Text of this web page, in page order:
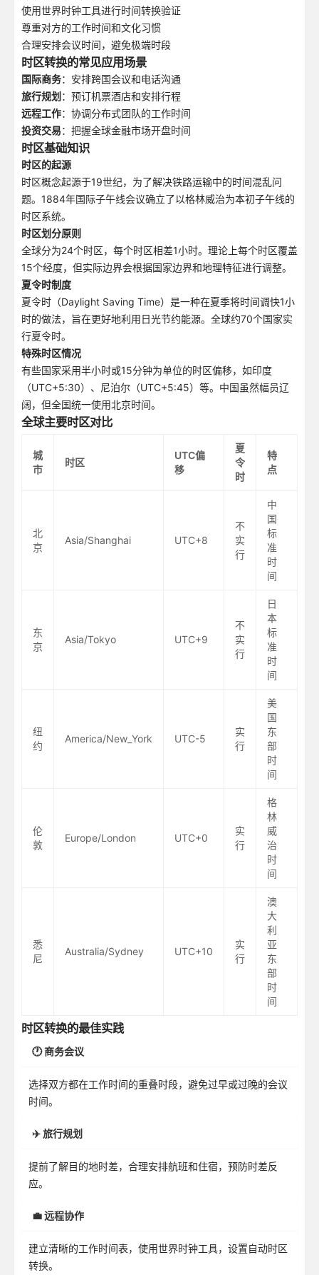
使用世界时钟工具进行时间转换验证
尊重对方的工作时间和文化习惯
合理安排会议时间，避免极端时段
时区转换的常见应用场景
国际商务：安排跨国会议和电话沟通
旅行规划 ：预订机票酒店和安排行程
远程工作：协调分布式团队的工作时间
投资交易：把握全球金融市场开盘时间
时区基础知识
时区的起源
时区概念起源于19世纪，为了解决铁路运输中的时间混乱问
题。1884年国际子午线会议确立了以格林威治为本初子午线的
时区系统。
时区划分原则
全球分为24个时区，每个时区相差1小时。理论上每个时区覆盖
15个经度，但实际边界会根据国家边界和地理特征进行调整。
夏令时制度
夏令时（Daylight Saving Time）是一种在夏季将时间调快1小
时的做法，旨在更好地利用日光节约能源。全球约70个国家实
行夏令时。
特殊时区情况
有些国家采用半小时或15分钟为单位的时区偏移，如印度
（UTC+5:30）、尼泊尔（UTC+5:45）等。中国虽然幅员辽
阔，但全国统一使用北京时间。
全球主要时区对比
城
市
时区
UTC偏
移
夏
令
时
特
点
北
京
Asia/Shanghai UTC+8
不
实
行
中
国
标
准
时
间
东
京
Asia/Tokyo UTC+9
不
实
行
日
本
标
准
时
间
纽
约
America/New_York UTC-5
实
行
美
国
东
部
时
间
伦
敦
Europe/London UTC+0
实
行
格
林
威
治
时
间
悉
尼
Australia/Sydney UTC+10
实
行
澳
大
利
亚
东
部
时
间
时区转换的最佳实践
🕐 商务会议
选择双方都在工作时间的重叠时段，避免过早或过晚的会议
时间。
✈️ 旅行规划
提前了解目的地时差，合理安排航班和住宿，预防时差反
应。
💼 远程协作
建立清晰的工作时间表，使用世界时钟工具，设置自动时区
转换。